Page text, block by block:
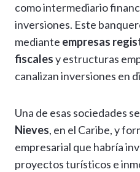
como intermediario
inversiones. Este
mediante empresas
fiscalesy estructuras
canalizan inversiones en
Una de esas sociedades
Nieves, en el Caribe, y
empresarial que habría
proyectos turísticos e